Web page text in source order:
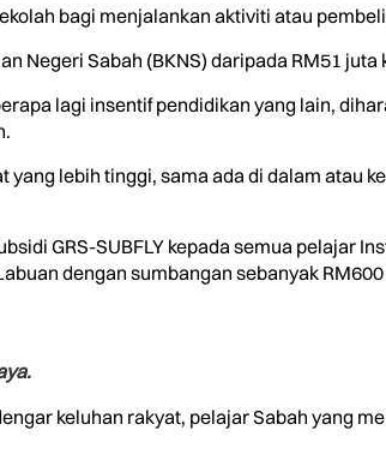
bagi menjalankan aktiviti atau
Negeri Sabah (BKNS) daripada RM51 juta
lagi insentif pendidikan yang lain,
lebih tinggi, sama ada di dalam atau
GRS-SUBFLY kepada semua pelajar
dengan sumbangan sebanyak
keluhan rakyat, pelajar Sabah yang